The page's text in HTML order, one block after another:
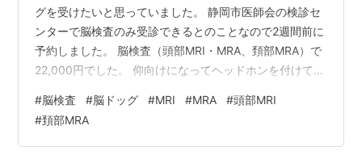
グを受けたいと思っていました。 静岡市医師会の検診セ
ンターで脳検査のみ受診できるとのことなので2週間前に
予約しました。 脳検査（頭部MRI・MRA、頚部MRA）で
22,000円でした。 仰向けになってヘッドホンを付けて
言われました。 マスクを付けていたので息苦しくなり、
狭い空間に入った瞬間に15分もこの状態は耐えられない
とパニックを起こしそうでした。 とっさに鼻マスクにし
#脳検査 #脳ドッグ #MRI #MRA #頭部MRI
#頚部MRA